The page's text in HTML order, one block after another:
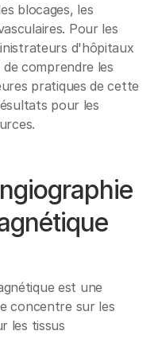
blocages, les
Pour les
d'hôpitaux
comprendre les
pratiques de cette
pour les
est une
concentre sur les
les tissus